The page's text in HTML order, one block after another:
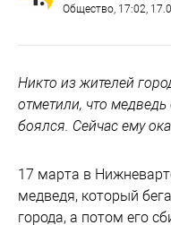
Общество, 17:02,
Никто из жителей
отметили, что
боялся. Сейчас ему
17 марта в
медведя, который
города, а потом его